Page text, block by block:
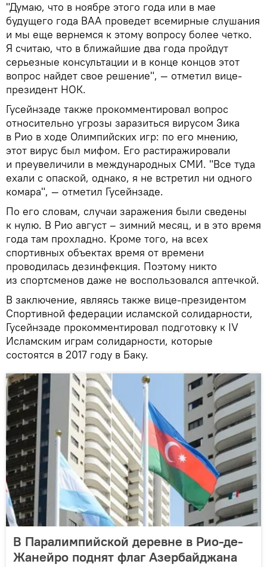
"Думаю, что в ноябре этого года или в мае
будущего года ВАА проведет всемирные слушания
и мы еще вернемся к этому вопросу более четко.
Я считаю, что в ближайшие два года пройдут
серьезные консультации и в конце концов этот
вопрос найдет свое решение", — отметил вице-
президент НОК.
Гусейнзаде также прокомментировал вопрос
относительно угрозы заразиться вирусом Зика
в Рио в ходе Олимпийских игр: по его мнению,
этот вирус был мифом. Его растиражировали
и преувеличили в международных СМИ. "Все туда
ехали с опаской, однако, я не встретил ни одного
комара", — отметил Гусейнзаде.
По его словам, случаи заражения были сведены
к нулю. В Рио август – зимний месяц, и в это время
года там прохладно. Кроме того, на всех
спортивных объектах время от времени
проводилась дезинфекция. Поэтому никто
из спортсменов даже не воспользовался аптечкой.
В заключение, являясь также вице-президентом
Спортивной федерации исламской солидарности,
Гусейнзаде прокомментировал подготовку к IV
Исламским играм солидарности, которые
состоятся в 2017 году в Баку.
В Паралимпийской деревне в Рио-де-
Жанейро поднят флаг Азербайджана